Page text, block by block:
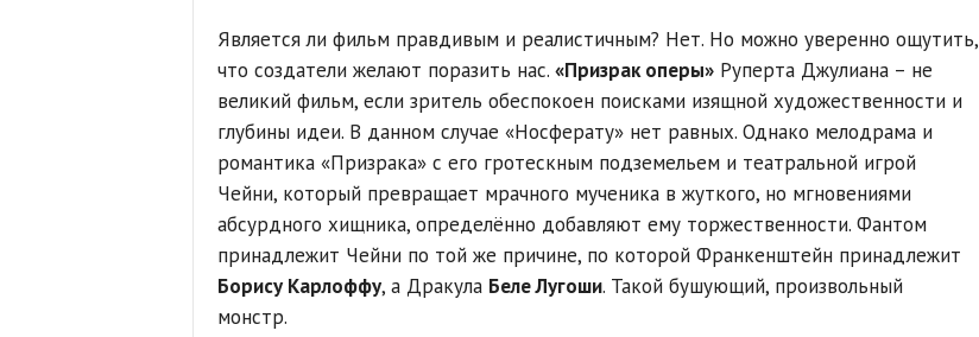
Является ли фильм правдивым и реалистичным? Нет. Но можно уверенно ощутить,
что создатели желают поразить нас. «Призрак оперы»Руперта Джулиана – не
великий фильм, если зритель обеспокоен поисками изящной художественности и
глубины идеи. В данном случае «Носферату» нет равных. Однако мелодрама и
романтика «Призрака» с его гротескным подземельем и театральной игрой
Чейни, который превращает мрачного мученика в жуткого, но мгновениями
абсурдного хищника, определённо добавляют ему торжественности. Фантом
принадлежит Чейни по той же причине, по которой Франкенштейн принадлежит
Борису Карлоффу, а Дракула Беле Лугоши. Такой бушующий, произвольный
монстр.